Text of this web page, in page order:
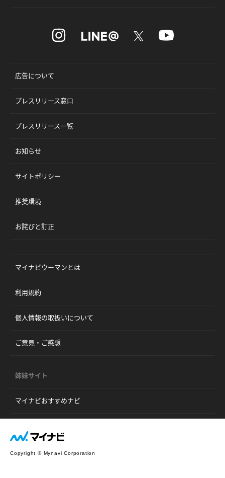
広告について
プレスリリース窓口
プレスリリース一覧
お知らせ
サイトポリシー
推奨環境
お詫びと訂正
マイナビウーマンとは
利用規約
個人情報の取扱いについて
ご意見・ご感想
姉妹サイト
マイナビおすすめナビ
Copyright © Mynavi Corporation